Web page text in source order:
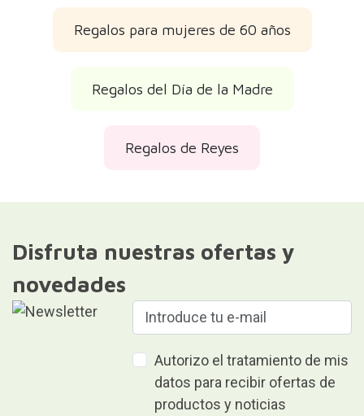
Regalos para mujeres de 60 años
Regalos del Día de la Madre
Regalos de Reyes
Disfruta nuestras ofertas y
novedades
Autorizo el tratamiento de mis
datos para recibir ofertas de
productos y noticias